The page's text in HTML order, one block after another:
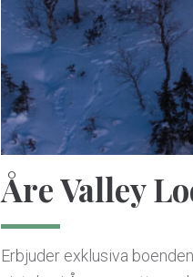
Åre Valley
Erbjuder exklusiva